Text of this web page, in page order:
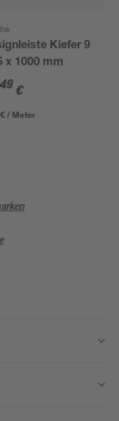
Kiefer 9
x 1000 mm
49 €
/ Meter